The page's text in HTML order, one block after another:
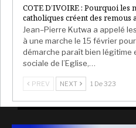
COTE D’IVOIRE : Pourquoi les
catholiques créent des remous
Jean–Pierre Kutwa a appelé
à une marche le 15 février
démarche paraît bien légitime
sociale de l’Eglise,…
PREV NEXT 1 De 323